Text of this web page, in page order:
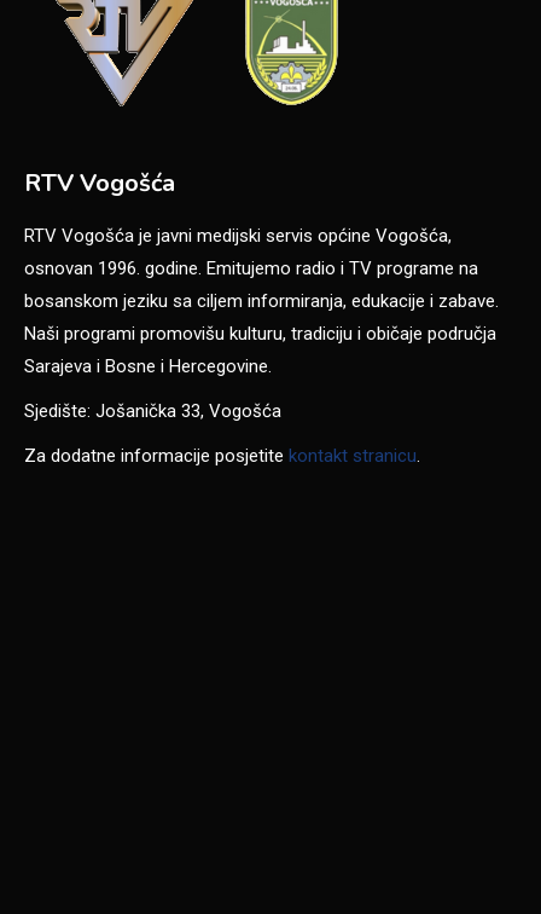
RTV Vogošća
RTV Vogošća je javni medijski servis općine Vogošća,
osnovan 1996. godine. Emitujemo radio i TV programe na
bosanskom jeziku sa ciljem informiranja, edukacije i zabave.
Naši programi promovišu kulturu, tradiciju i običaje područja
Sarajeva i Bosne i Hercegovine.
Sjedište: Jošanička 33, Vogošća
Za dodatne informacije posjetite kontakt stranicu.